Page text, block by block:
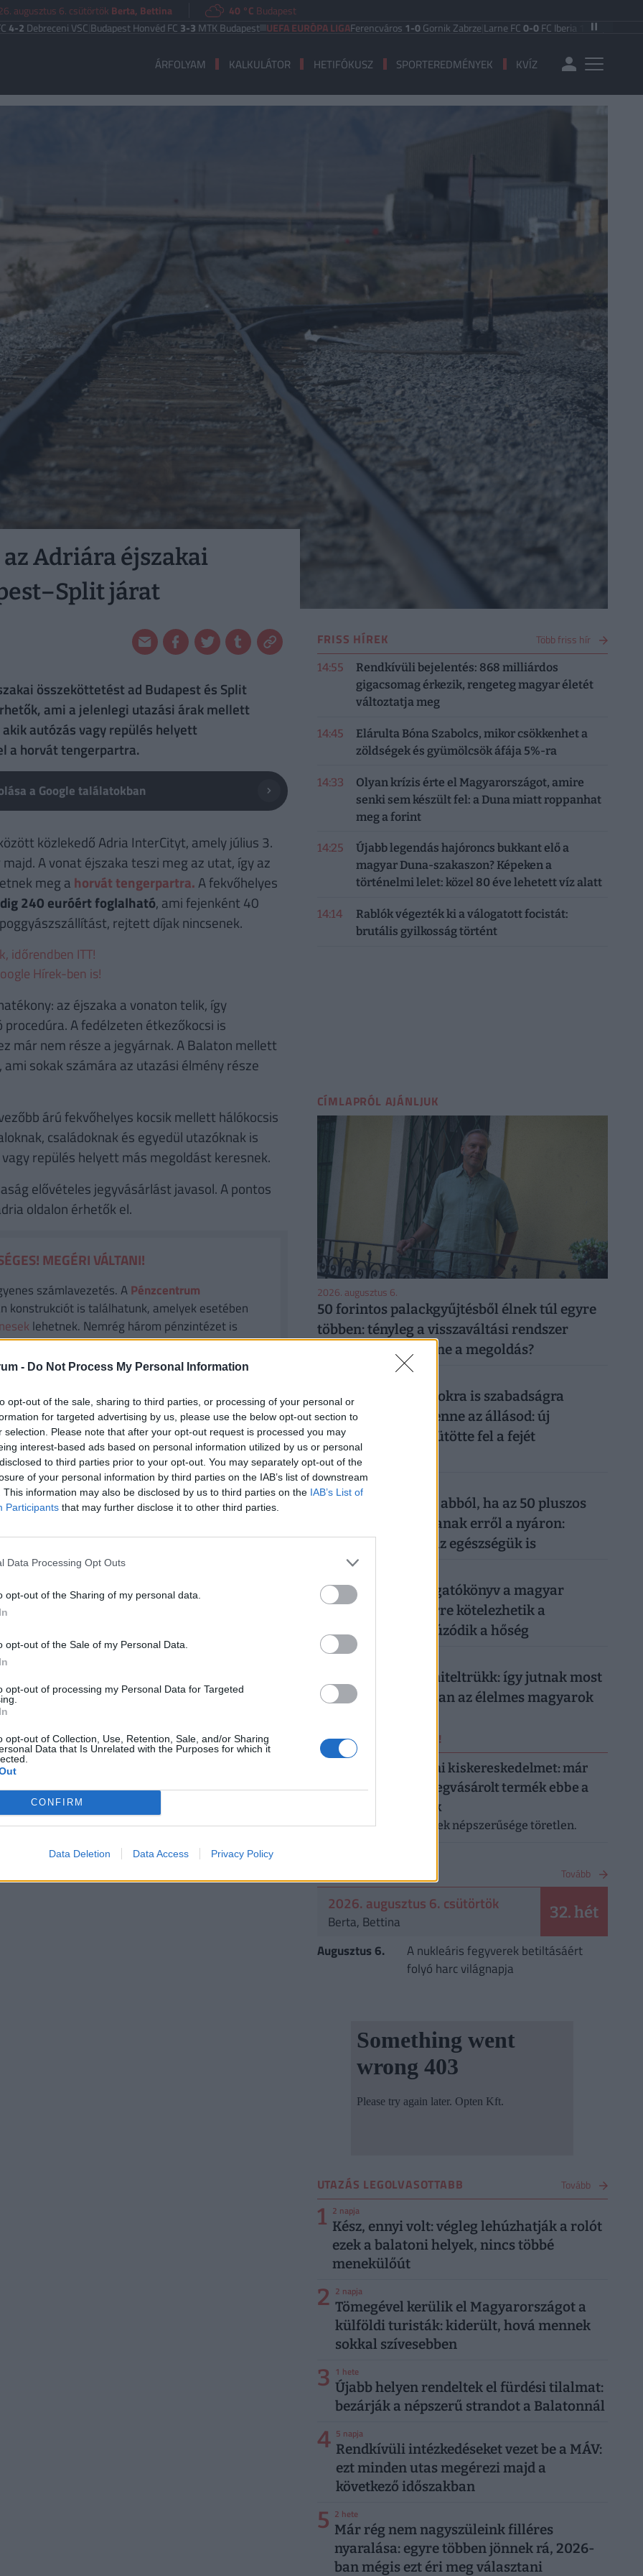
- Do Not Process My Personal Information
opt-out of the sale, sharing to third parties, or processing of your personal or
for targeted advertising by us, please use the below opt-out section to
selection. Please note that after your opt-out request is processed you may
interest-based ads based on personal information utilized by us or personal
to third parties prior to your opt-out. You may separately opt-out of the
of your personal information by third parties on the IAB’s list of downstream
This information may also be disclosed by us to third parties on the IAB’s List of
Participants that may further disclose it to other third parties.
Data Processing Opt Outs
opt-out of the Sharing of my personal data.
opt-out of the Sale of my Personal Data.
opt-out of processing my Personal Data for Targeted
opt-out of Collection, Use, Retention, Sale, and/or Sharing
Data that Is Unrelated with the Purposes for which it
CONFIRM
Data Deletion Data Access Privacy Policy
augusztus 6. csütörtök Berta, Bettina 40 °C Budapest
VSC|Budapest Honvéd FC3-3MTK Budapest UEFA EURÓPA LIGAFerencváros1-0Gornik Zabrze|Larne FC0-0FC Iberia 1999|Shamrock
ÁRFOLYAM KALKULÁTOR HETIFÓKUSZ SPORTEREDMÉNYEK KVÍZ
Adriára éjszakai
járat
összeköttetést ad Budapest és Split
ami a jelenlegi utazási árak mellett
autózás vagy repülés helyett
a horvát tengerpartra.
a Google találatokban
közlekedő Adria InterCityt, amely július 3.
A vonat éjszaka teszi meg az utat, így az
meg a horvát tengerpartra.A fekvőhelyes
240 euróért foglalható, ami fejenként 40
rejtett díjak nincsenek.
időrendben ITT!
Hírek-ben is!
az éjszaka a vonaton telik, így
A fedélzeten étkezőkocsi is
már nem része a jegyárnak. A Balaton mellett
sokak számára az utazási élmény része
árú fekvőhelyes kocsik mellett hálókocsis
családoknak és egyedül utazóknak is
repülés helyett más megoldást keresnek.
elővételes jegyvásárlást javasol. A pontos
oldalon érhetők el.
MEGÉRI VÁLTANI!
számlavezetés. APénzcentrum
konstrukciót is találhatunk, amelyek esetében
lehetnek. Nemrég három pénzintézet is
a Raiffeisen Bank, valamint az UniCredit Bank
. Nézz szét a friss számlacsomagok között,
- 2026
tartjuk felmérni, hogyan készülnek a
bizonytalansággal: tavasszal az amerikai–
kedv, választási év lévén óvatosabbak a
százalékkal emelkedtek. Ugyanakkor az erős
Ezek a gazdasági és társadalmi
döntéseit, ezért indítjuk el ismét a
kapjunk arról, mire költenek a magyarok,
nyarat.
FRISS HÍREK Több friss hír
14:55
Rendkívüli bejelentés: 868 milliárdos
gigacsomag érkezik, rengeteg magyar életét
változtatja meg
14:45
Elárulta Bóna Szabolcs, mikor csökkenhet a
zöldségek és gyümölcsök áfája 5%-ra
14:33
Olyan krízis érte el Magyarországot, amire
senki sem készült fel: a Duna miatt roppanhat
meg a forint
14:25
Újabb legendás hajóroncs bukkant elő a
magyar Duna-szakaszon? Képeken a
történelmi lelet: közel 80 éve lehetett víz alatt
14:14
Rablók végezték ki a válogatott focistát:
brutális gyilkosság történt
CÍMLAPRÓL AJÁNLJUK
2026. augusztus 6.
50 forintos palackgyűjtésből élnek túl egyre
többen: tényleg a visszaváltási rendszer
megszüntetése lenne a megoldás?
Így mehetsz hónapokra is szabadságra
anélkül, hogy rámenne az állásod: új
munkahelyi fogás ütötte fel a fejét
Magyarországon
2026. augusztus 6.
Komoly baj is lehet abból, ha az 50 pluszos
magyarok lemondanak erről a nyáron:
könnyen rámehet az egészségük is
Készül a válságforgatókönyv a magyar
munkahelyeken: erre kötelezhetik a
dolgozókat, ha elhúzódik a hőség
Működik a legális hiteltrükk: így jutnak most
milliókhoz olcsóbban az élelmes magyarok
ERRŐL NE MARADJ LE!
Letarolták az európai kiskereskedelmet: már
minden második megvásárolt termék ebbe a
kategóriába tartozik
A saját márkás termékek népszerűsége töretlen.
Tovább
2026. augusztus 6. csütörtök
Berta, Bettina 32. hét
Augusztus 6.
A nukleáris fegyverek betiltásáért
folyó harc világnapja
UTAZÁS LEGOLVASOTTABB Tovább
1 2 napja
Kész, ennyi volt: végleg lehúzhatják a rolót
ezek a balatoni helyek, nincs többé
menekülőút
2 2 napja
Tömegével kerülik el Magyarországot a
külföldi turisták: kiderült, hová mennek
sokkal szívesebben
3 1 hete
Újabb helyen rendeltek el fürdési tilalmat:
bezárják a népszerű strandot a Balatonnál
4 5 napja
Rendkívüli intézkedéseket vezet be a MÁV:
ezt minden utas megérezi majd a
következő időszakban
5 2 hete
Már rég nem nagyszüleink filléres
nyaralása: egyre többen jönnek rá, 2026-
ban mégis ezt éri meg választani